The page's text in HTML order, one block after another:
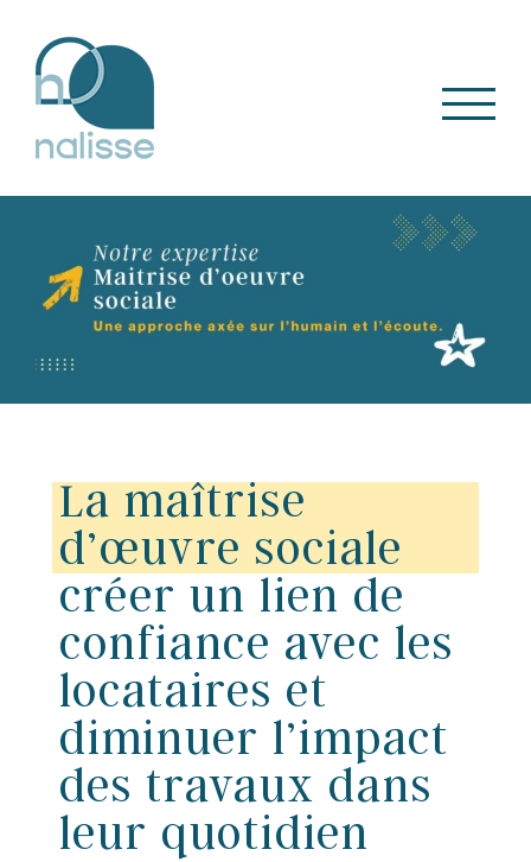
content
La maîtrise
d’œuvre sociale
créer un lien de
confiance avec les
locataires et
diminuer l’impact
des travaux dans
leur quotidien